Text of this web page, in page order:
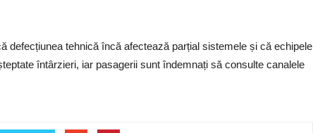
defecțiunea tehnică încă afectează parțial sistemele și că echipele
întârzieri, iar pasagerii sunt îndemnați să consulte canalele